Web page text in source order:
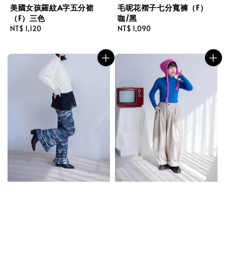
美國女孩羅紋A字五分裙
（F）三色
Regular
NT$ 1,120
毛呢花褶子七分寬褲（F）
咖/黑
Regular
NT$ 1,090